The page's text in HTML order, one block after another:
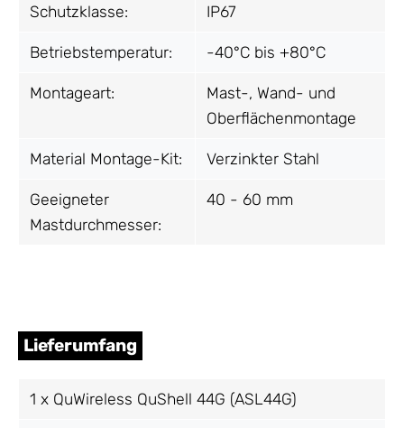
Schutzklasse: IP67
Betriebstemperatur: -40°C bis +80°C
Montageart:
Mast-, Wand- und
Oberflächenmontage
Material Montage-Kit: Verzinkter Stahl
Geeigneter
Mastdurchmesser:
40 - 60 mm
Lieferumfang
1 x QuWireless QuShell 44G (ASL44G)